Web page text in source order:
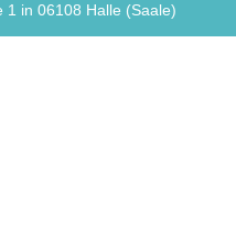
1 in 06108 Halle (Saale)